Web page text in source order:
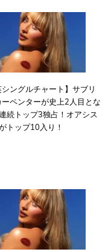
シングルチャート】サブリ
ペンターが史上2人目とな
続トップ3独占！オアシス
トップ10入り！